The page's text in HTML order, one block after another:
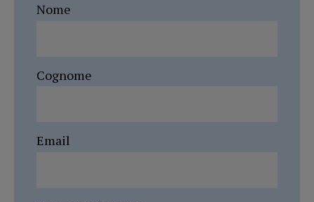
Nome
Cognome
Email